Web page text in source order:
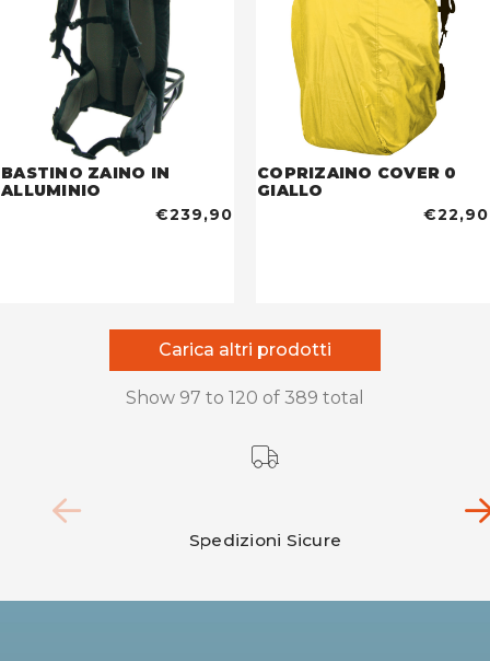
BASTINO ZAINO IN
ALLUMINIO
€239,90
COPRIZAINO COVER 0
GIALLO
€22,90
Carica altri prodotti
Show 97 to 120 of 389 total
Spedizioni Sicure